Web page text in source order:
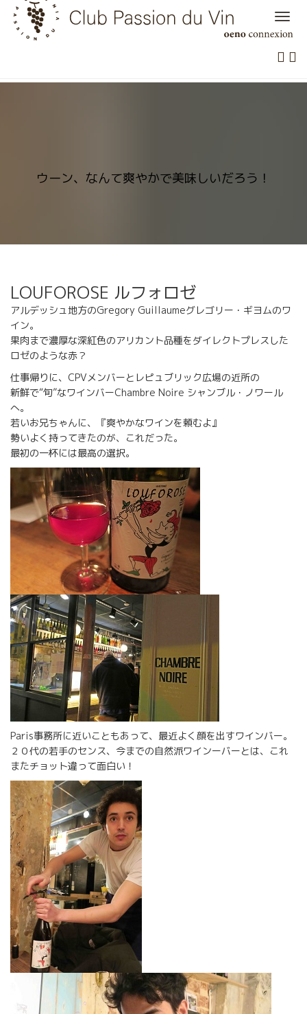
Skip
content
ウーン、なんて爽やかで美味しいだろう！
LOUFOROSE ルフォロゼ
アルデッシュ地方のGregory Guillaumeグレゴリー・ギヨムのワ
イン。
果肉まで濃厚な深紅色のアリカント品種をダイレクトプレスした
ロゼのような赤？
仕事帰りに、CPVメンバーとレピュブリック広場の近所の
新鮮で“旬”なワインバーChambre Noire シャンブル・ノワール
へ。
若いお兄ちゃんに、『爽やかなワインを頼むよ』
勢いよく持ってきたのが、これだった。
最初の一杯には最高の選択。
Paris事務所に近いこともあって、最近よく顔を出すワインバー。
２０代の若手のセンス、今までの自然派ワインーバーとは、これ
またチョット違って面白い！